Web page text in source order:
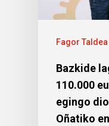
Fagor Taldea
Bazkide
110.000
egingo
Oñatiko